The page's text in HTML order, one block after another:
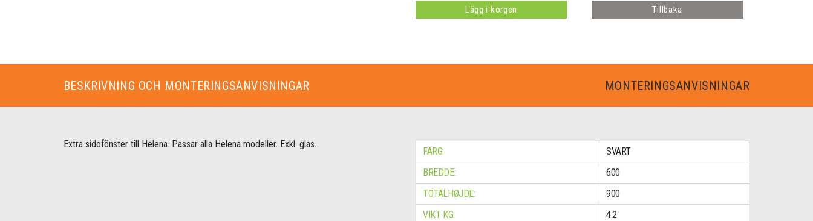
Lägg i korgen Tillbaka
BESKRIVNING OCH MONTERINGSANVISNINGAR MONTERINGSANVISNINGAR
Extra sidofönster till Helena. Passar alla Helena modeller. Exkl. glas.
FÄRG:
SVART
BREDDE:
600
TOTALHØJDE:
900
VIKT KG:
4.2